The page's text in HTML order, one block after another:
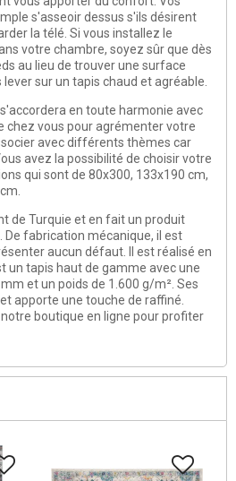
s'asseoir dessus s'ils désirent
la télé. Si vous installez le
votre chambre, soyez sûr que dès
au lieu de trouver une surface
sur un tapis chaud et agréable.
en toute harmonie avec
chez vous pour agrémenter votre
avec différents thèmes car
avez la possibilité de choisir votre
qui sont de 80x300, 133x190 cm,
de Turquie et en fait un produit
fabrication mécanique, il est
aucun défaut. Il est réalisé en
un tapis haut de gamme avec une
et un poids de 1.600 g/m². Ses
apporte une touche de raffiné.
boutique en ligne pour profiter